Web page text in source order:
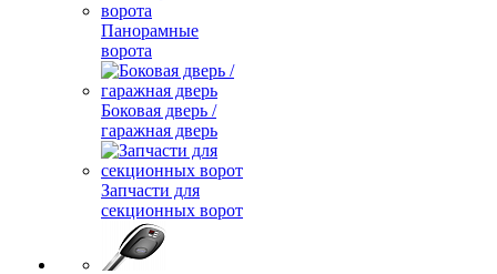
Панорамные
ворота
Боковая дверь /
гаражная дверь
Запчасти для
секционных ворот